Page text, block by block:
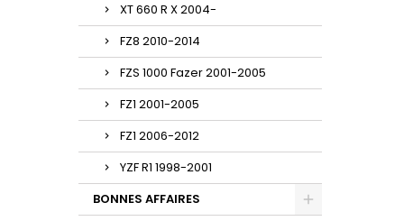
XT 660 R X 2004-
FZ8 2010-2014
FZS 1000 Fazer 2001-2005
FZ1 2001-2005
FZ1 2006-2012
YZF R1 1998-2001
BONNES AFFAIRES